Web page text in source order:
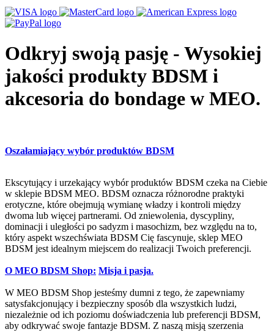
Odkryj swoją pasję - Wysokiej
jakości produkty BDSM i
akcesoria do bondage w MEO.
Oszałamiający wybór produktów BDSM
Ekscytujący i urzekający wybór produktów BDSM czeka na Ciebie
w sklepie BDSM MEO. BDSM oznacza różnorodne praktyki
erotyczne, które obejmują wymianę władzy i kontroli między
dwoma lub więcej partnerami. Od zniewolenia, dyscypliny,
dominacji i uległości po sadyzm i masochizm, bez względu na to,
który aspekt wszechświata BDSM Cię fascynuje, sklep MEO
BDSM jest idealnym miejscem do realizacji Twoich preferencji.
O MEO BDSM Shop: Misja i pasja.
W MEO BDSM Shop jesteśmy dumni z tego, że zapewniamy
satysfakcjonujący i bezpieczny sposób dla wszystkich ludzi,
niezależnie od ich poziomu doświadczenia lub preferencji BDSM,
aby odkrywać swoje fantazje BDSM. Z naszą misją szerzenia